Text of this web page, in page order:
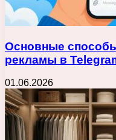
Основные
рекламы в
01.06.2026